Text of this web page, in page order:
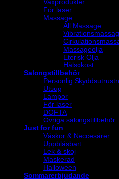
Vaxprodukter
För laser
Massage
All Massage
Massageolja
Eterisk Olja
Hälsokost
Salongstillbehör
Personlig
Utsug
Lampor
För laser
DOFTA
Övriga salongstillbehör
Just for fun
Väskor & Neccesärer
Uppblåsbart
Lek & skoj
Maskerad
Halloween
Sommarerbjudande